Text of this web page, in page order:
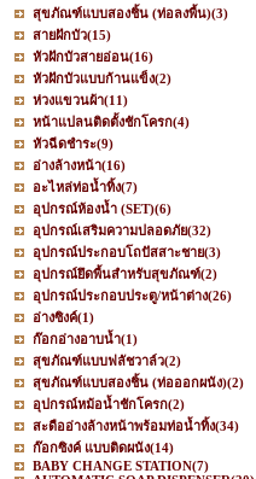
สุขภัณฑ์แบบสองชิ้น (ท่อลงพื้น)(3)
สายฝักบัว(15)
หัวฝักบัวสายอ่อน(16)
หัวฝักบัวแบบก้านแข็ง(2)
ห่วงแขวนผ้า(11)
หน้าแปลนติดตั้งชักโครก(4)
หัวฉีดชำระ(9)
อ่างล้างหน้า(16)
อะไหล่ท่อน้ำทิ้ง(7)
อุปกรณ์ห้องน้ำ (SET)(6)
อุปกรณ์เสริมความปลอดภัย(32)
อุปกรณ์ประกอบโถปัสสาะชาย(3)
อุปกรณ์ยึดพื้นสำหรับสุขภัณฑ์(2)
อุปกรณ์ประกอบประตู/หน้าต่าง(26)
อ่างซิงค์(1)
ก๊อกอ่างอาบน้ำ(1)
สุขภัณฑ์แบบฟลัชวาล์ว(2)
สุขภัณฑ์แบบสองชิ้น (ท่อออกผนัง)(2)
อุปกรณ์หม้อน้ำชักโครก(2)
สะดืออ่างล้างหน้าพร้อมท่อน้ำทิ้ง(34)
ก๊อกซิงค์ แบบติดผนัง(14)
BABY CHANGE STATION(7)